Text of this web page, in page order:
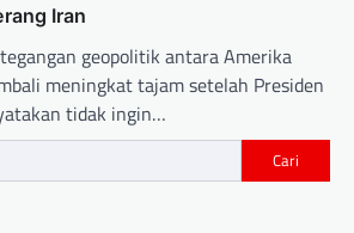
Iran
geopolitik antara Amerika
meningkat tajam setelah Presiden
tidak ingin…
Cari